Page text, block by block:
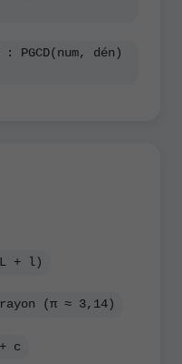
dén)
+ l)
(π ≈ 3,14)
c